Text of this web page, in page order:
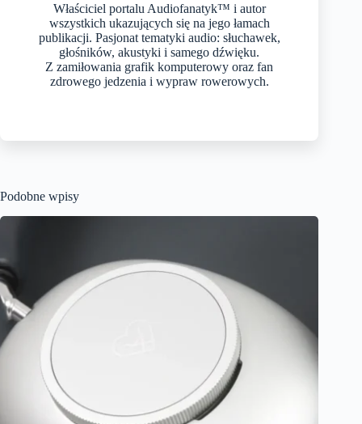
Właściciel portalu Audiofanatyk™ i autor
wszystkich ukazujących się na jego łamach
publikacji. Pasjonat tematyki audio: słuchawek,
głośników, akustyki i samego dźwięku.
Z zamiłowania grafik komputerowy oraz fan
zdrowego jedzenia i wypraw rowerowych.
Podobne wpisy